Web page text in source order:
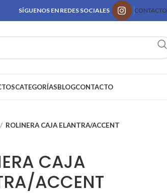
SÍGUENOS EN REDES SOCIALES CONTACTO
CATEGORÍASBLOGCONTACTO
ROLINERA CAJA ELANTRA/ACCENT
CAJA
ACCENT